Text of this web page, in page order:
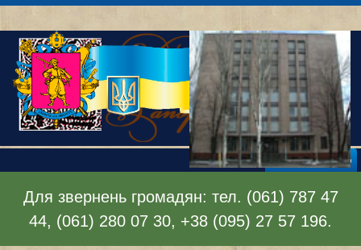
Раскрыть меню
Для звернень громадян: тел. (061) 787 47
44, (061) 280 07 30, +38 (095) 27 57 196.